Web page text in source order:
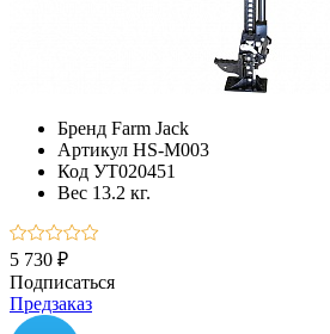
Бренд Farm Jack
Артикул HS-M003
Код УТ020451
Вес 13.2 кг.
5 730 ₽
Подписаться
Предзаказ